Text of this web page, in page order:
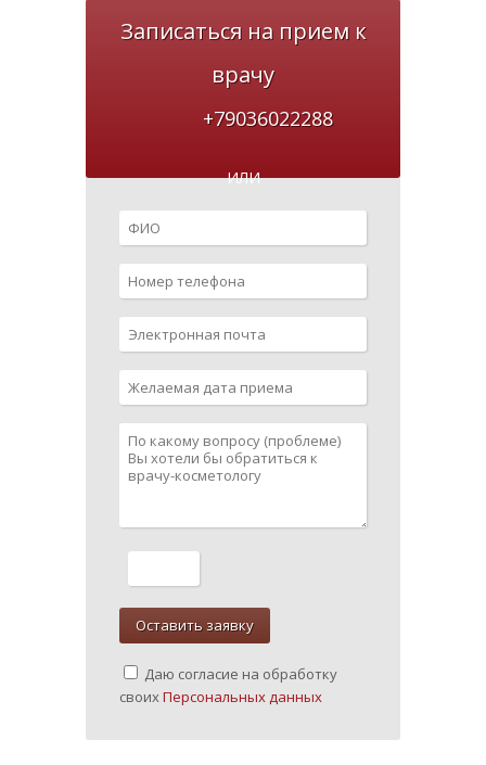
Записаться на прием к
врачу
+79036022288
ИЛИ
Даю согласие на обработку
своихПерсональных данных